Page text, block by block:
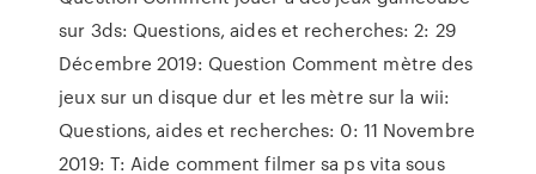
sur 3ds: Questions, aides et recherches: 2: 29
Décembre 2019: Question Comment mètre des
jeux sur un disque dur et les mètre sur la wii:
Questions, aides et recherches: 0: 11 Novembre
2019: T: Aide comment filmer sa ps vita sous